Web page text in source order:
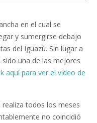
en el cual se
y sumergirse debajo
del Iguazú. Sin lugar a
una de las mejores
aquí para ver el video de
realiza todos los meses
no coincidió